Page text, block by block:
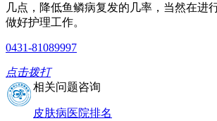
几点，降低鱼鳞病复发的几率，当然在进
做好护理工作。
0431-81089997
点击拨打
相关问题咨询
皮肤病医院排名